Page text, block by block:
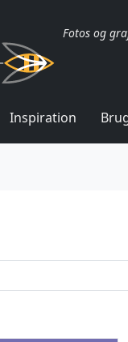
Fotos og
Inspiration